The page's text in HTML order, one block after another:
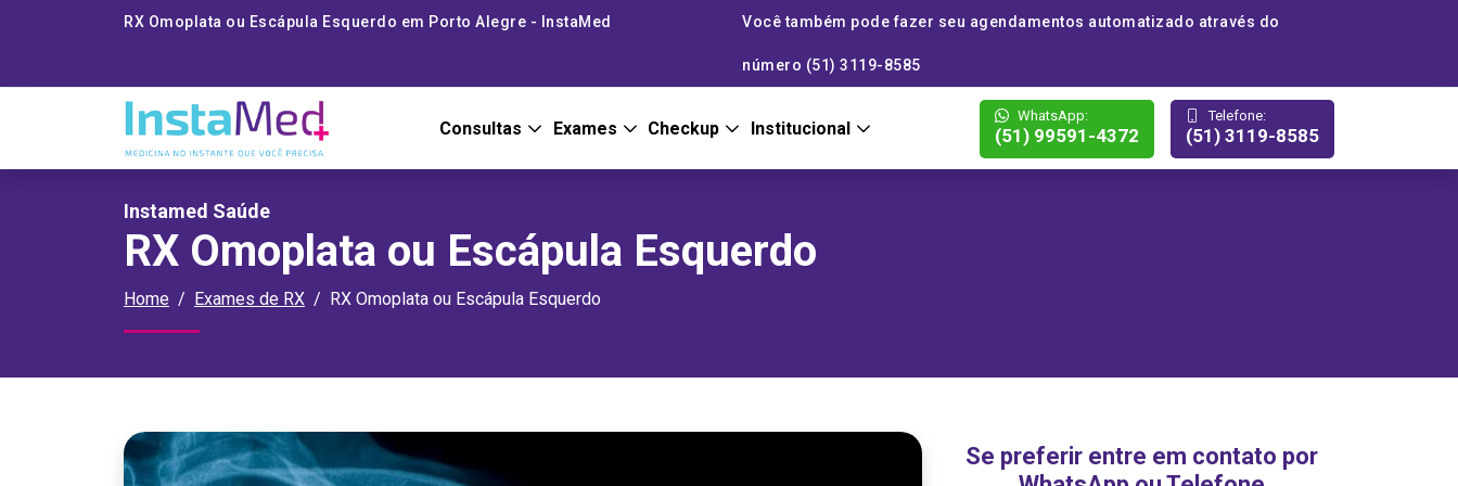
RX Omoplata ou Escápula Esquerdo em Porto Alegre - InstaMed Você também pode fazer seu agendamentos automatizado através do
número (51) 3119-8585
WhatsApp:
(51) 99591-4372
Telefone:
(51) 3119-8585
Consultas Exames Checkup Institucional
Instamed Saúde
RX Omoplata ou Escápula Esquerdo
Home Exames de RX RX Omoplata ou Escápula Esquerdo
Se preferir entre em contato por